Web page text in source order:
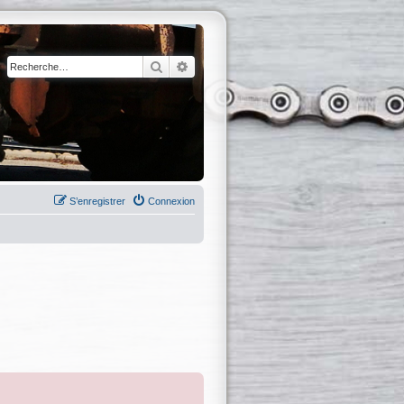
RechercherRecherche avancée
Connexion
S’enregistrer